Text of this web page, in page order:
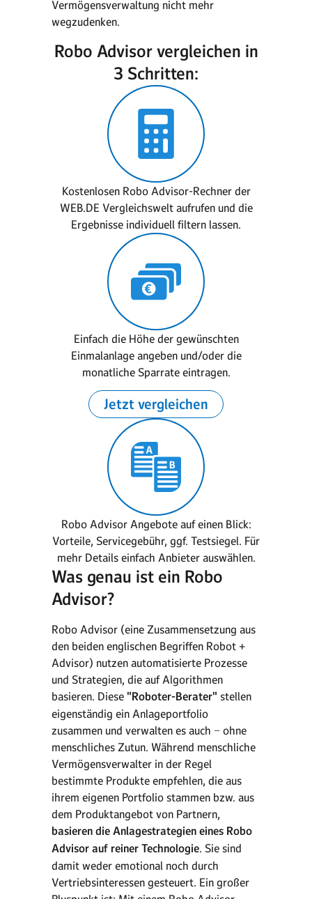
Vermögensverwaltung nicht mehr
wegzudenken.
Robo Advisor vergleichen in
3 Schritten:
Kostenlosen Robo Advisor-Rechner der
WEB.DE Vergleichswelt aufrufen und die
Ergebnisse individuell filtern lassen.
Einfach die Höhe der gewünschten
Einmalanlage angeben und/oder die
monatliche Sparrate eintragen.
Jetzt vergleichen
Robo Advisor Angebote auf einen Blick:
Vorteile, Servicegebühr, ggf. Testsiegel. Für
mehr Details einfach Anbieter auswählen.
Was genau ist ein Robo
Advisor?
Robo Advisor (eine Zusammensetzung aus
den beiden englischen Begriffen Robot +
Advisor) nutzen automatisierte Prozesse
und Strategien, die auf Algorithmen
basieren. Diese "Roboter-Berater" stellen
eigenständig ein Anlageportfolio
zusammen und verwalten es auch − ohne
menschliches Zutun. Während menschliche
Vermögensverwalter in der Regel
bestimmte Produkte empfehlen, die aus
ihrem eigenen Portfolio stammen bzw. aus
dem Produktangebot von Partnern,
basieren die Anlagestrategien eines Robo
Advisor auf reiner Technologie. Sie sind
damit weder emotional noch durch
Vertriebsinteressen gesteuert. Ein großer